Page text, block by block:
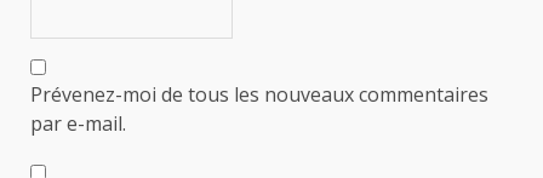
Prévenez-moi de tous les nouveaux commentaires
par e-mail.